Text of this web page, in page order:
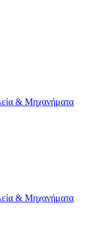
& Μηχανήματα
& Μηχανήματα